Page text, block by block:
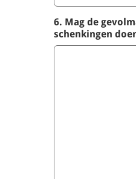
6. Mag de
schenkingen